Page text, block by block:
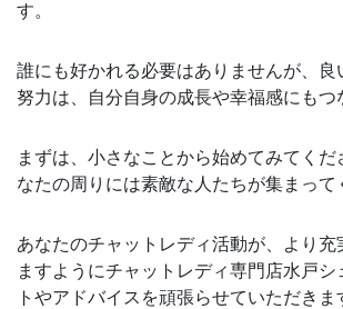
す。
誰にも好かれる必要はありませんが、良
努力は、自分自身の成長や幸福感にもつ
まずは、小さなことから始めてみてくだ
なたの周りには素敵な人たちが集まって
あなたのチャットレディ活動が、より充
ますようにチャットレディ専門店水戸シ
トやアドバイスを頑張らせていただきま